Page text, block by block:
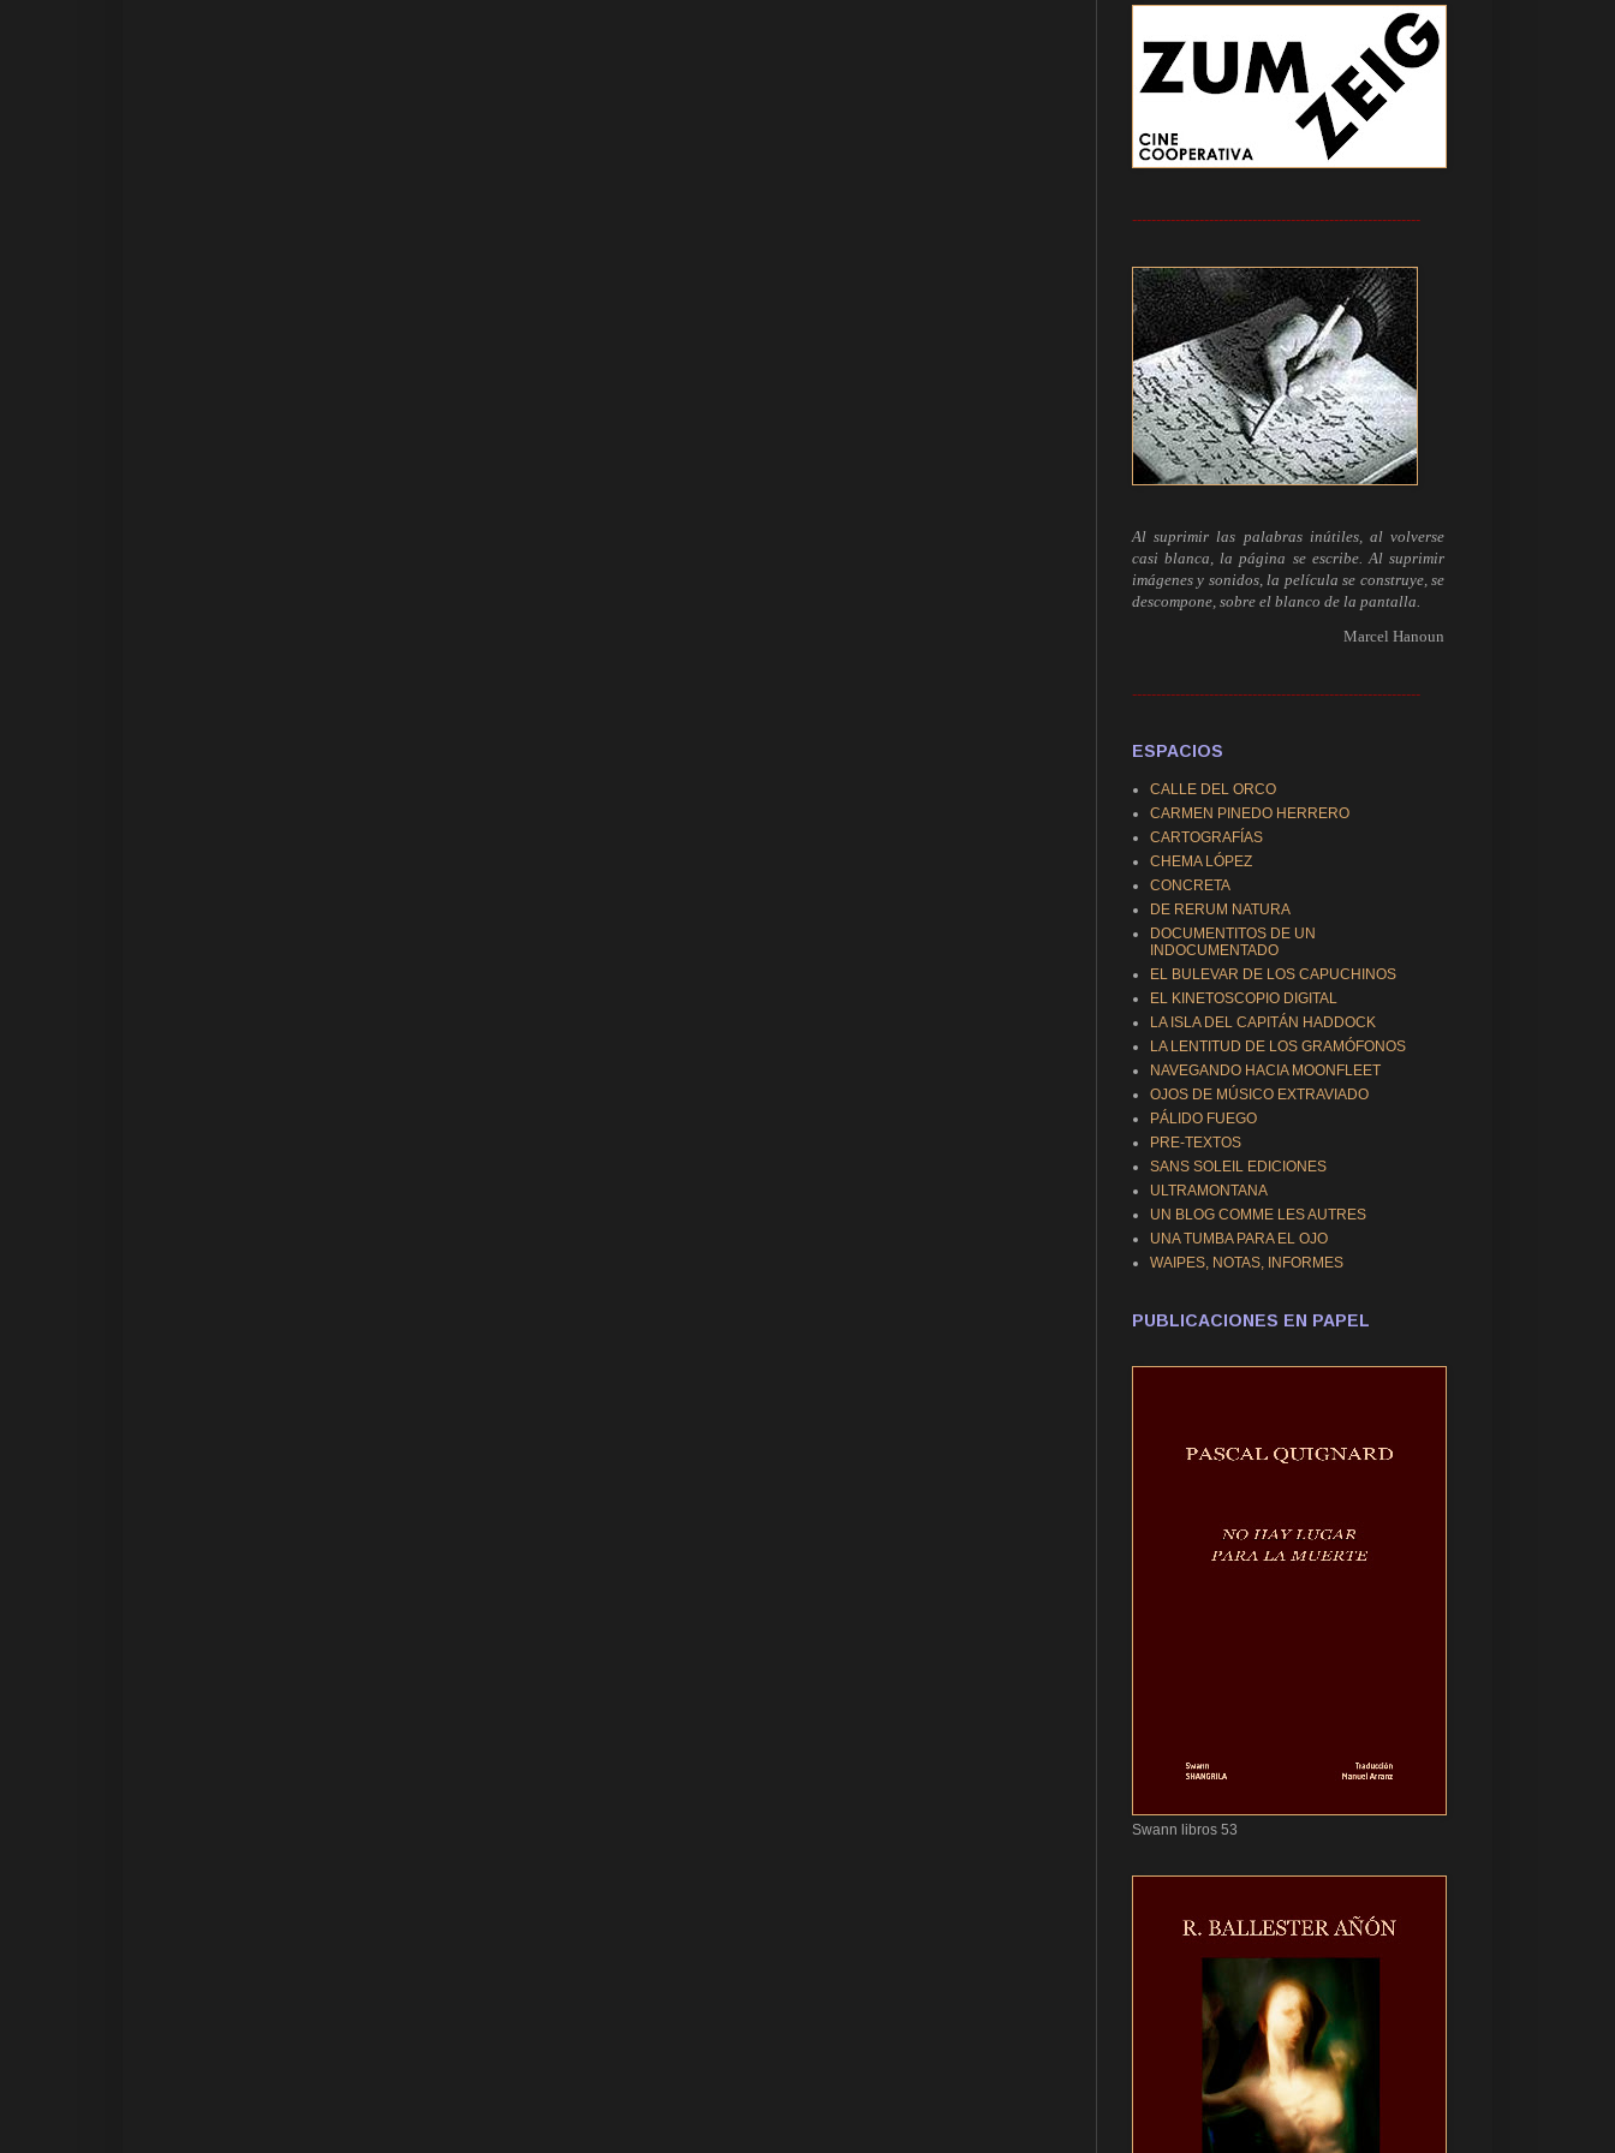
------------------------------------------------------------
Al suprimir las palabras inútiles, al volverse
casi blanca, la página se escribe. Al suprimir
imágenes y sonidos, la película se construye, se
descompone, sobre el blanco de la pantalla.
Marcel Hanoun
------------------------------------------------------------
ESPACIOS
CALLE DEL ORCO
CARMEN PINEDO HERRERO
CARTOGRAFÍAS
CHEMA LÓPEZ
CONCRETA
DE RERUM NATURA
DOCUMENTITOS DE UN
INDOCUMENTADO
EL BULEVAR DE LOS CAPUCHINOS
EL KINETOSCOPIO DIGITAL
LA ISLA DEL CAPITÁN HADDOCK
LA LENTITUD DE LOS GRAMÓFONOS
NAVEGANDO HACIA MOONFLEET
OJOS DE MÚSICO EXTRAVIADO
PÁLIDO FUEGO
PRE-TEXTOS
SANS SOLEIL EDICIONES
ULTRAMONTANA
UN BLOG COMME LES AUTRES
UNA TUMBA PARA EL OJO
WAIPES, NOTAS, INFORMES
PUBLICACIONES EN PAPEL
Swann libros 53